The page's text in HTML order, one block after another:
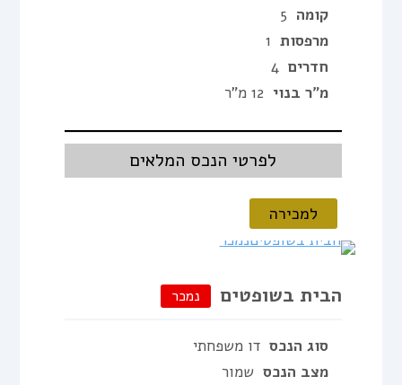
קומה 5
מרפסות 1
חדרים 4
מ"ר בנוי 12 מ"ר
לפרטי הנכס המלאים
למכירה
הבית בשופטים נמכר
סוג הנכס דו משפחתי
מצב הנכס שמור